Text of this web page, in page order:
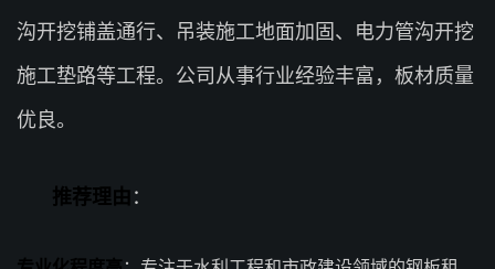
沟开挖铺盖通行、吊装施工地面加固、电力管沟开挖
施工垫路等工程。公司从事行业经验丰富，板材质量
优良。
推荐理由 ：